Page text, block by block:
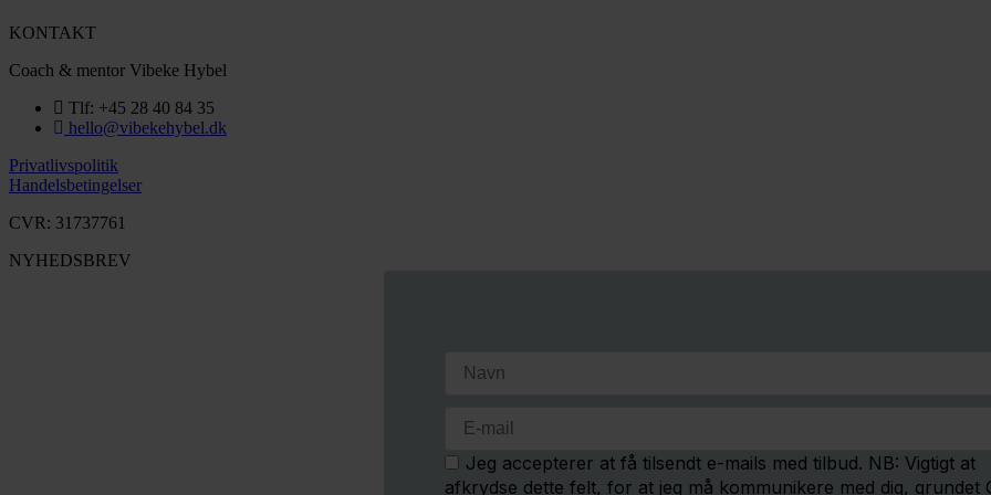
KONTAKT
Coach & mentor Vibeke Hybel
Tlf: +45 28 40 84 35
hello@vibekehybel.dk
Privatlivspolitik
Handelsbetingelser
CVR: 31737761
NYHEDSBREV
Jeg accepterer at få tilsendt e-mails med tilbud. NB: Vigtigt at
afkrydse dette felt, for at jeg må kommunikere med dig, grundet